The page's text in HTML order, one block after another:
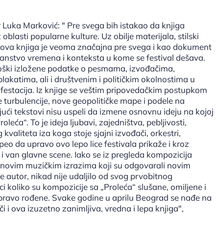
Marković: " Pre svega bih istakao da knjiga
popularne kulture. Uz obilje materijala, stilski
knjiga je veoma značajna pre svega i kao dokument
vremena i konteksta u kome se festival dešava.
izložene podatke o pesmama, izvođačima,
ali i društvenim i političkim okolnostima u
Iz knjige se veštim pripovedačkim postupkom
nove geopolitičke mape i podele na
tekstovi nisu uspeli da izmene osnovnu ideju na kojoj
To je ideja ljubavi, zajedništva, pebljivosti,
iza koga stoje sjajni izvođači, orkestri,
da upravo ovo lepo lice festivala prikaže i kroz
glavne scene. Iako se iz pregleda kompozicija
muzičkim izrazima koji su odgovarali novim
autor, nikad nije udaljilo od svog prvobitnog
su kompozicije sa „Proleća“ slušane, omiljene i
rođene. Svake godine u aprilu Beograd se nađe na
i ova izuzetno zanimljiva, vredna i lepa knjiga",